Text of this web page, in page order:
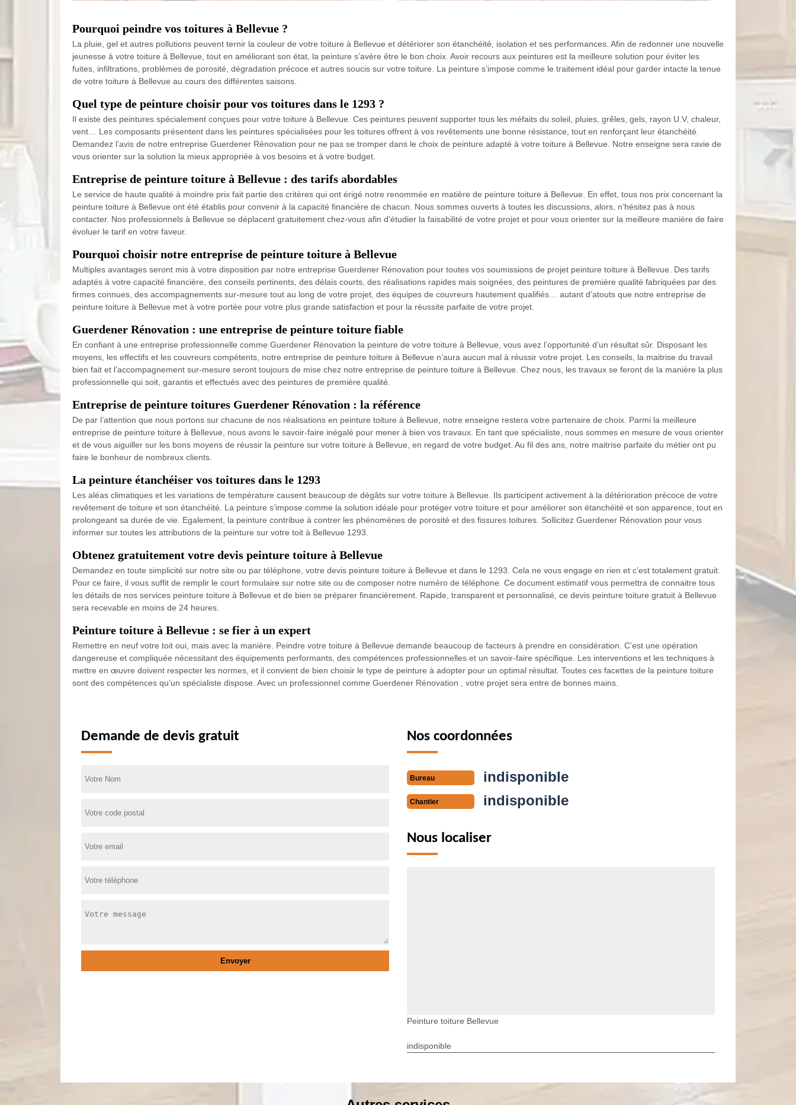
Pourquoi peindre vos toitures à Bellevue ?
La pluie, gel et autres pollutions peuvent ternir la couleur de votre toiture à Bellevue et détériorer son étanchéité, isolation et ses performances. Afin de redonner une nouvelle
jeunesse à votre toiture à Bellevue, tout en améliorant son état, la peinture s’avère être le bon choix. Avoir recours aux peintures est la meilleure solution pour éviter les
fuites, infiltrations, problèmes de porosité, dégradation précoce et autres soucis sur votre toiture. La peinture s’impose comme le traitement idéal pour garder intacte la tenue
de votre toiture à Bellevue au cours des différentes saisons.
Quel type de peinture choisir pour vos toitures dans le 1293 ?
Il existe des peintures spécialement conçues pour votre toiture à Bellevue. Ces peintures peuvent supporter tous les méfaits du soleil, pluies, grêles, gels, rayon U.V, chaleur,
vent… Les composants présentent dans les peintures spécialisées pour les toitures offrent à vos revêtements une bonne résistance, tout en renforçant leur étanchéité.
Demandez l’avis de notre entreprise Guerdener Rénovation pour ne pas se tromper dans le choix de peinture adapté à votre toiture à Bellevue. Notre enseigne sera ravie de
vous orienter sur la solution la mieux appropriée à vos besoins et à votre budget.
Entreprise de peinture toiture à Bellevue : des tarifs abordables
Le service de haute qualité à moindre prix fait partie des critères qui ont érigé notre renommée en matière de peinture toiture à Bellevue. En effet, tous nos prix concernant la
peinture toiture à Bellevue ont été établis pour convenir à la capacité financière de chacun. Nous sommes ouverts à toutes les discussions, alors, n’hésitez pas à nous
contacter. Nos professionnels à Bellevue se déplacent gratuitement chez-vous afin d’étudier la faisabilité de votre projet et pour vous orienter sur la meilleure manière de faire
évoluer le tarif en votre faveur.
Pourquoi choisir notre entreprise de peinture toiture à Bellevue
Multiples avantages seront mis à votre disposition par notre entreprise Guerdener Rénovation pour toutes vos soumissions de projet peinture toiture à Bellevue. Des tarifs
adaptés à votre capacité financière, des conseils pertinents, des délais courts, des réalisations rapides mais soignées, des peintures de première qualité fabriquées par des
firmes connues, des accompagnements sur-mesure tout au long de votre projet, des équipes de couvreurs hautement qualifiés… autant d’atouts que notre entreprise de
peinture toiture à Bellevue met à votre portée pour votre plus grande satisfaction et pour la réussite parfaite de votre projet.
Guerdener Rénovation : une entreprise de peinture toiture fiable
En confiant à une entreprise professionnelle comme Guerdener Rénovation la peinture de votre toiture à Bellevue, vous avez l’opportunité d’un résultat sûr. Disposant les
moyens, les effectifs et les couvreurs compétents, notre entreprise de peinture toiture à Bellevue n’aura aucun mal à réussir votre projet. Les conseils, la maitrise du travail
bien fait et l’accompagnement sur-mesure seront toujours de mise chez notre entreprise de peinture toiture à Bellevue. Chez nous, les travaux se feront de la manière la plus
professionnelle qui soit, garantis et effectués avec des peintures de première qualité.
Entreprise de peinture toitures Guerdener Rénovation : la référence
De par l’attention que nous portons sur chacune de nos réalisations en peinture toiture à Bellevue, notre enseigne restera votre partenaire de choix. Parmi la meilleure
entreprise de peinture toiture à Bellevue, nous avons le savoir-faire inégalé pour mener à bien vos travaux. En tant que spécialiste, nous sommes en mesure de vous orienter
et de vous aiguiller sur les bons moyens de réussir la peinture sur votre toiture à Bellevue, en regard de votre budget. Au fil des ans, notre maitrise parfaite du métier ont pu
faire le bonheur de nombreux clients.
La peinture étanchéiser vos toitures dans le 1293
Les aléas climatiques et les variations de température causent beaucoup de dégâts sur votre toiture à Bellevue. Ils participent activement à la détérioration précoce de votre
revêtement de toiture et son étanchéité. La peinture s’impose comme la solution idéale pour protéger votre toiture et pour améliorer son étanchéité et son apparence, tout en
prolongeant sa durée de vie. Egalement, la peinture contribue à contrer les phénomènes de porosité et des fissures toitures. Sollicitez Guerdener Rénovation pour vous
informer sur toutes les attributions de la peinture sur votre toit à Bellevue 1293.
Obtenez gratuitement votre devis peinture toiture à Bellevue
Demandez en toute simplicité sur notre site ou par téléphone, votre devis peinture toiture à Bellevue et dans le 1293. Cela ne vous engage en rien et c’est totalement gratuit.
Pour ce faire, il vous suffit de remplir le court formulaire sur notre site ou de composer notre numéro de téléphone. Ce document estimatif vous permettra de connaitre tous
les détails de nos services peinture toiture à Bellevue et de bien se préparer financièrement. Rapide, transparent et personnalisé, ce devis peinture toiture gratuit à Bellevue
sera recevable en moins de 24 heures.
Peinture toiture à Bellevue : se fier à un expert
Remettre en neuf votre toit oui, mais avec la manière. Peindre votre toiture à Bellevue demande beaucoup de facteurs à prendre en considération. C’est une opération
dangereuse et compliquée nécessitant des équipements performants, des compétences professionnelles et un savoir-faire spécifique. Les interventions et les techniques à
mettre en œuvre doivent respecter les normes, et il convient de bien choisir le type de peinture à adopter pour un optimal résultat. Toutes ces facettes de la peinture toiture
sont des compétences qu’un spécialiste dispose. Avec un professionnel comme Guerdener Rénovation , votre projet sera entre de bonnes mains.
Demande de devis gratuit Nos coordonnées
Bureau indisponible
Chantier indisponible
Nous localiser
Peinture toiture Bellevue
indisponible